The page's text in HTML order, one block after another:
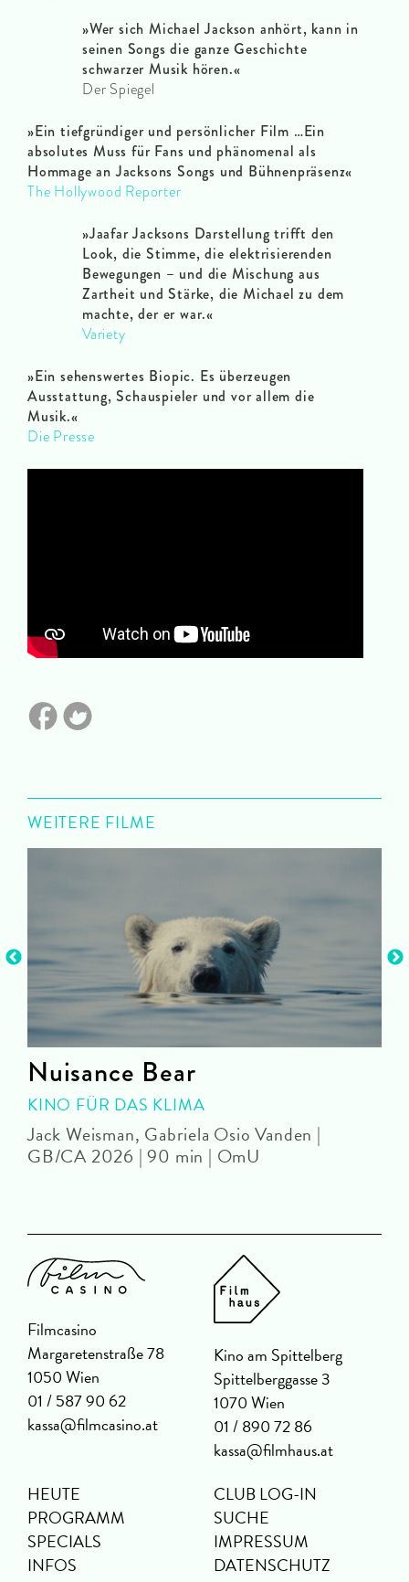
»Wer sich Michael Jackson anhört, kann in
seinen Songs die ganze Geschichte
schwarzer Musik hören.«
Der Spiegel
»Ein tiefgründiger und persönlicher Film …Ein
absolutes Muss für Fans und phänomenal als
Hommage an Jacksons Songs und Bühnenpräsenz«
The Hollywood Reporter
»Jaafar Jacksons Darstellung trifft den
Look, die Stimme, die elektrisierenden
Bewegungen – und die Mischung aus
Zartheit und Stärke, die Michael zu dem
machte, der er war.«
Variety
»Ein sehenswertes Biopic. Es überzeugen
Ausstattung, Schauspieler und vor allem die
Musik.«
Die Presse
WEITERE FILME
Nuisance Bear
KINO FÜR DAS KLIMA
Jack Weisman, Gabriela Osio Vanden |
GB/CA 2026 | 90 min | OmU
Filmcasino
Margaretenstraße 78
1050 Wien
01 / 587 90 62
kassa@filmcasino.at
Kino am Spittelberg
Spittelberggasse 3
1070 Wien
01 / 890 72 86
kassa@filmhaus.at
HEUTE
PROGRAMM
SPECIALS
INFOS
CLUB LOG-IN
SUCHE
IMPRESSUM
DATENSCHUTZ